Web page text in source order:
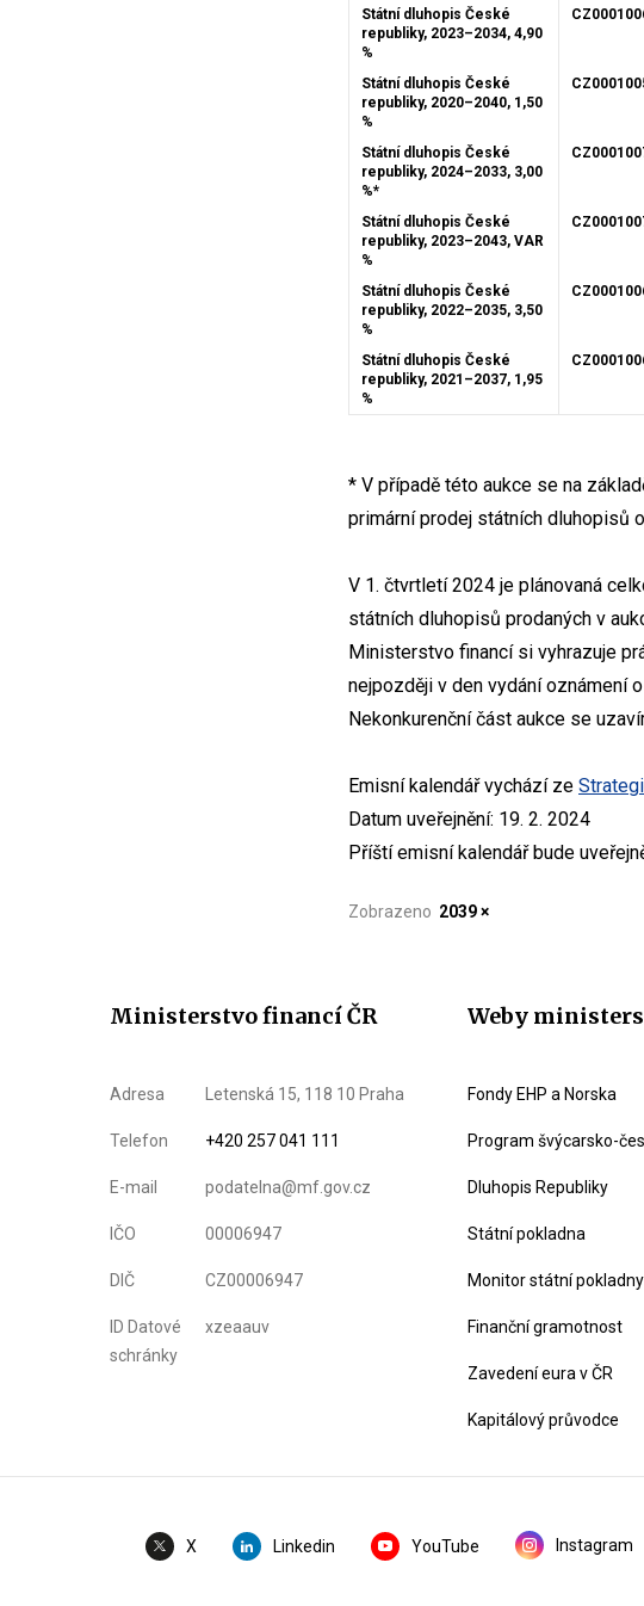
Státní dluhopis České
republiky, 2023–2034, 4,90
%
Státní dluhopis České
republiky, 2020–2040, 1,50
%
Státní dluhopis České
republiky, 2024–2033, 3,00
%*
Státní dluhopis České
republiky, 2023–2043, VAR
%
Státní dluhopis České
republiky, 2022–2035, 3,50
%
Státní dluhopis České
republiky, 2021–2037, 1,95
%
* V případě této aukce se na
primární prodej státních dluhopisů
V 1. čtvrtletí 2024 je plánovaná
státních dluhopisů prodaných v
Ministerstvo financí si vyhrazuje
nejpozději v den vydání oznámení
Nekonkurenční část aukce se
Emisní kalendář vychází ze
Datum uveřejnění: 19. 2. 2024
Příští emisní kalendář bude
Zobrazeno 2039 ×
Ministerstvo financí ČR
Adresa Letenská 15, 118 10 Praha
Telefon +420 257 041 111
E-mail podatelna@mf.gov.cz
IČO 00006947
DIČ CZ00006947
ID Datové
schránky
xzeaauv
Weby
Fondy EHP a Norska
Program švýcarsko-
Dluhopis Republiky
Státní pokladna
Monitor státní pokladny
Finanční gramotnost
Zavedení eura v ČR
Kapitálový průvodce
X Linkedin YouTube Instagram